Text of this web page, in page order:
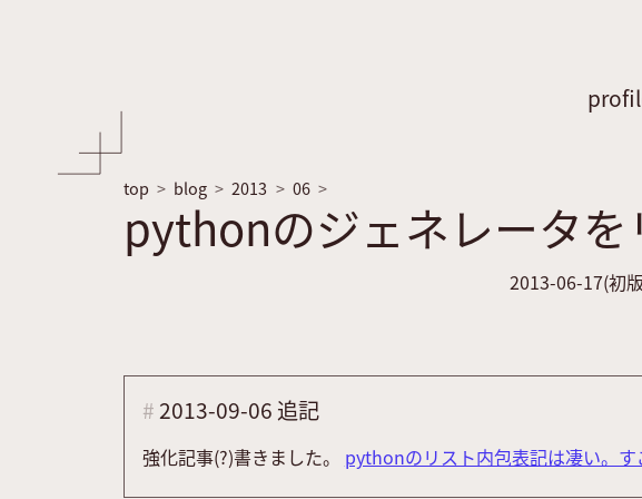
top blog 2013 06
pythonのジェネレータ
2013-06-17(初
2013-09-06 追記
強化記事(?)書きました。 pythonのリスト内包表記は凄い。す